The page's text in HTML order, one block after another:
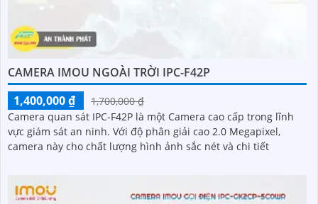
CAMERA IMOU NGOÀI TRỜI IPC-F42P
1,400,000 ₫
1,700,000 ₫
Camera quan sát IPC-F42P là một Camera cao cấp trong lĩnh
vực giám sát an ninh. Với độ phân giải cao 2.0 Megapixel,
camera này cho chất lượng hình ảnh sắc nét và chi tiết